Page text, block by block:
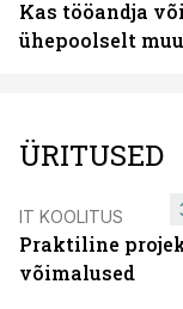
Kas tööandja
ühepoolselt
ÜRITUSED
IT KOOLITUS
Praktiline
võimalused